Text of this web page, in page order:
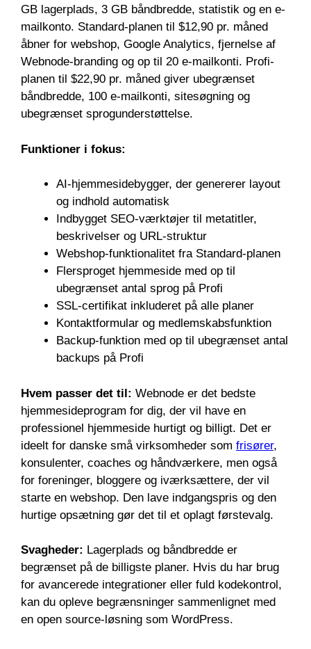
GB lagerplads, 3 GB båndbredde, statistik og en e-
mailkonto. Standard-planen til $12,90 pr. måned
åbner for webshop, Google Analytics, fjernelse af
Webnode-branding og op til 20 e-mailkonti. Profi-
planen til $22,90 pr. måned giver ubegrænset
båndbredde, 100 e-mailkonti, sitesøgning og
ubegrænset sprogunderstøttelse.
Funktioner i fokus:
AI-hjemmesidebygger, der genererer layout
og indhold automatisk
Indbygget SEO-værktøjer til metatitler,
beskrivelser og URL-struktur
Webshop-funktionalitet fra Standard-planen
Flersproget hjemmeside med op til
ubegrænset antal sprog på Profi
SSL-certifikat inkluderet på alle planer
Kontaktformular og medlemskabsfunktion
Backup-funktion med op til ubegrænset antal
backups på Profi
Hvem passer det til: Webnode er det bedste
hjemmesideprogram for dig, der vil have en
professionel hjemmeside hurtigt og billigt. Det er
ideelt for danske små virksomheder som frisører,
konsulenter, coaches og håndværkere, men også
for foreninger, bloggere og iværksættere, der vil
starte en webshop. Den lave indgangspris og den
hurtige opsætning gør det til et oplagt førstevalg.
Svagheder: Lagerplads og båndbredde er
begrænset på de billigste planer. Hvis du har brug
for avancerede integrationer eller fuld kodekontrol,
kan du opleve begrænsninger sammenlignet med
en open source-løsning som WordPress.